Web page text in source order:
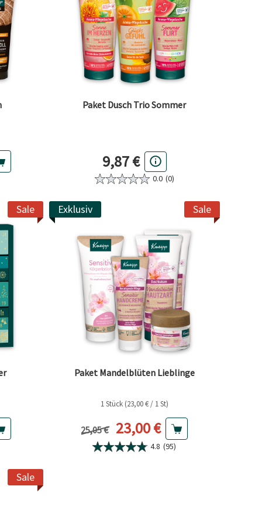
Paket Dusch Trio Sommer
9,87 €
0.0 (0)
Sale Sale
Exklusiv
Paket Mandelblüten Lieblinge
1 Stück (23,00 € / 1 St)
Vorheriger Preis
25,05 € Aktueller Preis
23,00 €
4.8 (95)
Sale